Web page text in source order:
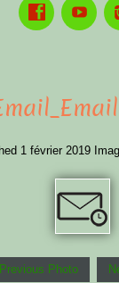
1 février 2019
Previous Photo